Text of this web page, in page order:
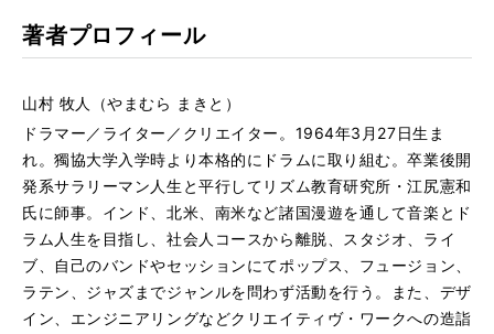
著者プロフィール
山村 牧人（やまむら まきと）
ドラマー／ライター／クリエイター。1964年3月27日生ま
れ。獨協大学入学時より本格的にドラムに取り組む。卒業後開
発系サラリーマン人生と平行してリズム教育研究所・江尻憲和
氏に師事。インド、北米、南米など諸国漫遊を通して音楽とド
ラム人生を目指し、社会人コースから離脱、スタジオ、ライ
ブ、自己のバンドやセッションにてポップス、フュージョン、
ラテン、ジャズまでジャンルを問わず活動を行う。また、デザ
イン、エンジニアリングなどクリエイティヴ・ワークへの造詣